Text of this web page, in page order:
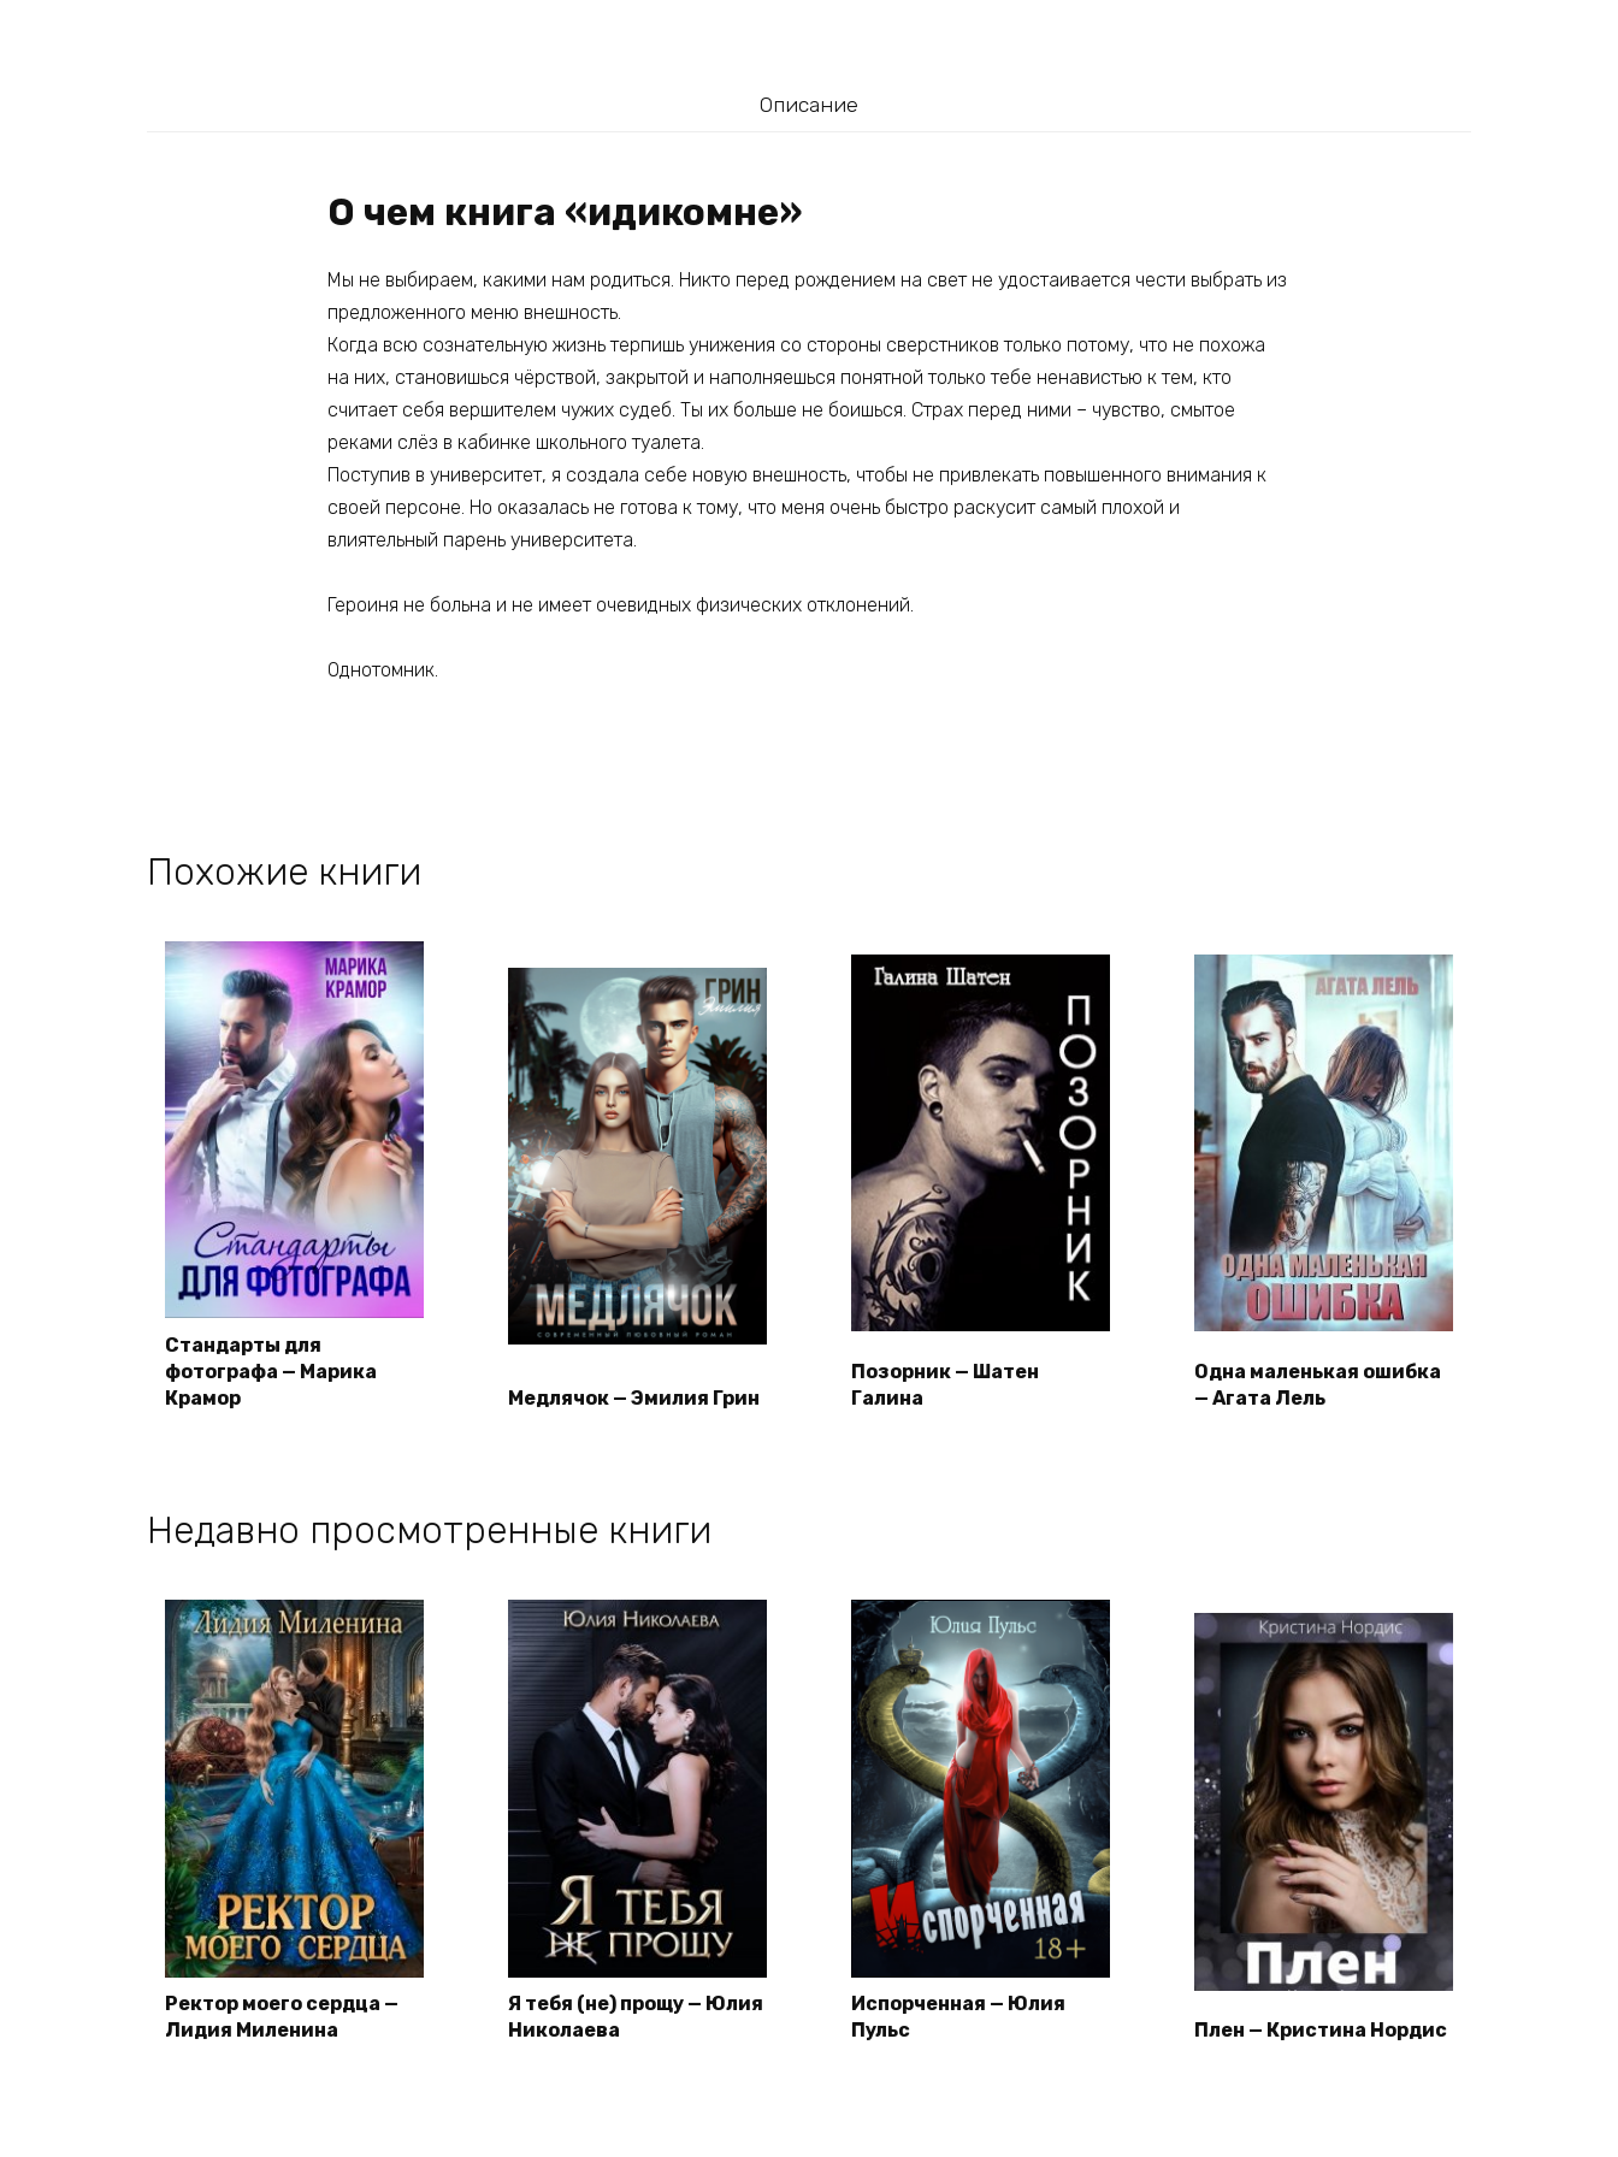
Описание
О чем книга «идикомне»
Мы не выбираем, какими нам родиться. Никто перед рождением на свет не удостаивается чести выбрать из
предложенного меню внешность.
Когда всю сознательную жизнь терпишь унижения со стороны сверстников только потому, что не похожа
на них, становишься чёрствой, закрытой и наполняешься понятной только тебе ненавистью к тем, кто
считает себя вершителем чужих судеб. Ты их больше не боишься. Страх перед ними – чувство, смытое
реками слёз в кабинке школьного туалета.
Поступив в университет, я создала себе новую внешность, чтобы не привлекать повышенного внимания к
своей персоне. Но оказалась не готова к тому, что меня очень быстро раскусит самый плохой и
влиятельный парень университета.
Героиня не больна и не имеет очевидных физических отклонений.
Однотомник.
Похожие книги
Стандарты для
фотографа — Марика
Крамор
Медлячок — Эмилия Грин
Позорник — Шатен
Галина
Одна маленькая ошибка
— Агата Лель
Недавно просмотренные книги
Ректор моего сердца —
Лидия Миленина
Я тебя (не) прощу — Юлия
Николаева
Испорченная — Юлия
Пульс
Плен — Кристина Нордис